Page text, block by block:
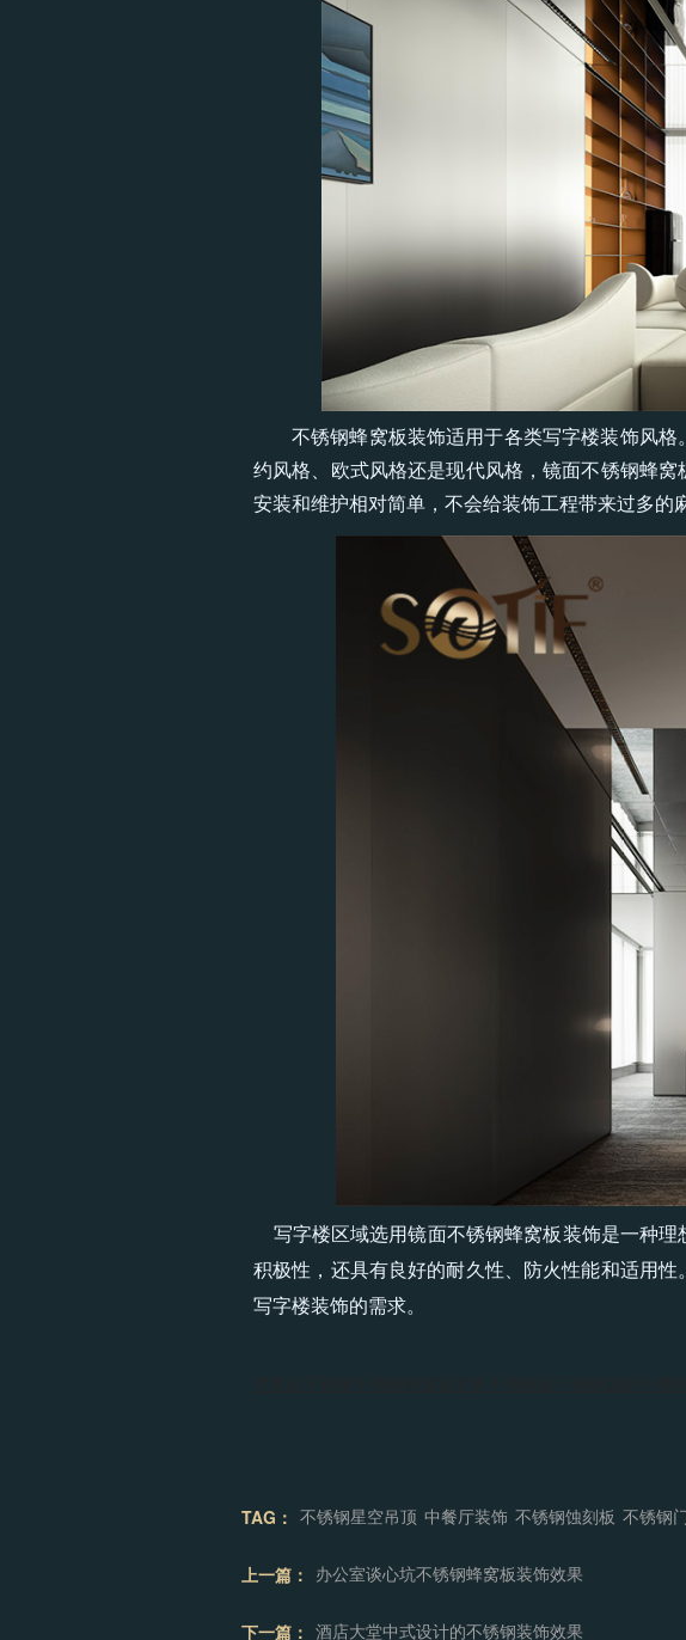
不锈钢蜂窝板装饰适用于各类写字楼装饰风
约风格、欧式风格还是现代风格，镜面不锈钢蜂
安装和维护相对简单，不会给装饰工程带来过多的
写字楼区域选用镜面不锈钢蜂窝板装饰是一种理
积极性，还具有良好的耐久性、防火性能和适用
写字楼装饰的需求。
TAG： 不锈钢星空吊顶 中餐厅装饰 不锈钢蚀刻板 不锈钢
上一篇： 办公室谈心坑不锈钢蜂窝板装饰效果
下一篇： 酒店大堂中式设计的不锈钢装饰效果